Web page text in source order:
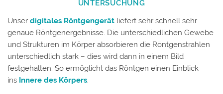
UNTERSUCHUNG
Unser digitales Röntgengerät liefert sehr schnell sehr
genaue Röntgenergebnisse. Die unterschiedlichen Gewebe
und Strukturen im Körper absorbieren die Röntgenstrahlen
unterschiedlich stark – dies wird dann in einem Bild
festgehalten. So ermöglicht das Röntgen einen Einblick
ins Innere des Körpers.